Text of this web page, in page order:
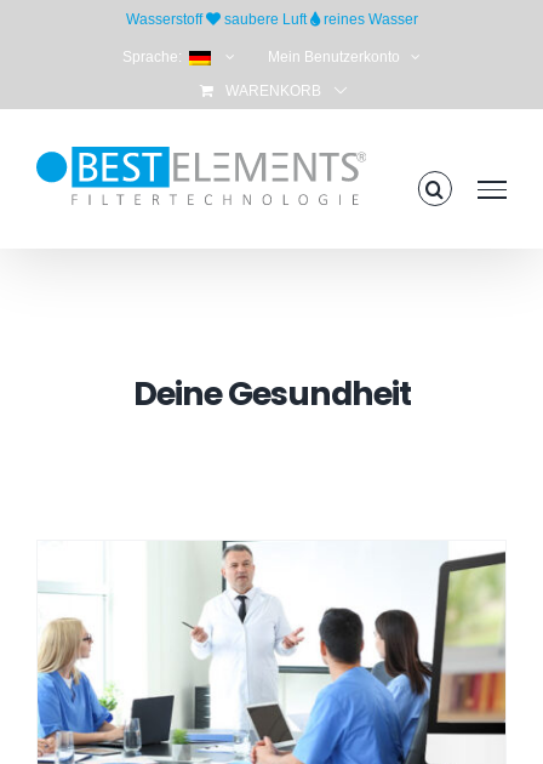
Wasserstoff saubere Luft reines Wasser
Sprache: Mein Benutzerkonto
WARENKORB
Deine Gesundheit